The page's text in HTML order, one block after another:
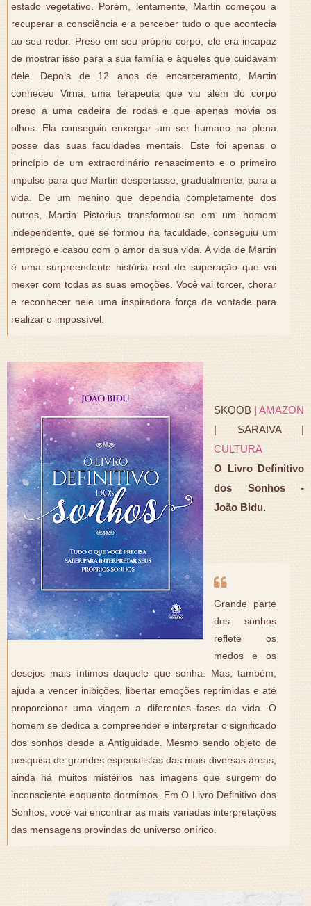
estado vegetativo. Porém, lentamente, Martin começou a
recuperar a consciência e a perceber tudo o que acontecia
ao seu redor. Preso em seu próprio corpo, ele era incapaz
de mostrar isso para a sua família e àqueles que cuidavam
dele. Depois de 12 anos de encarceramento, Martin
conheceu Virna, uma terapeuta que viu além do corpo
preso a uma cadeira de rodas e que apenas movia os
olhos. Ela conseguiu enxergar um ser humano na plena
posse das suas faculdades mentais. Este foi apenas o
princípio de um extraordinário renascimento e o primeiro
impulso para que Martin despertasse, gradualmente, para a
vida. De um menino que dependia completamente dos
outros, Martin Pistorius transformou-se em um homem
independente, que se formou na faculdade, conseguiu um
emprego e casou com o amor da sua vida. A vida de Martin
é uma surpreendente história real de superação que vai
mexer com todas as suas emoções. Você vai torcer, chorar
e reconhecer nele uma inspiradora força de vontade para
realizar o impossível.
SKOOB | AMAZON
| SARAIVA |
CULTURA
O Livro Definitivo
dos Sonhos -
João Bidu.
Grande parte
dos sonhos
reflete os
medos e os
desejos mais íntimos daquele que sonha. Mas, também,
ajuda a vencer inibições, libertar emoções reprimidas e até
proporcionar uma viagem a diferentes fases da vida. O
homem se dedica a compreender e interpretar o significado
dos sonhos desde a Antiguidade. Mesmo sendo objeto de
pesquisa de grandes especialistas das mais diversas áreas,
ainda há muitos mistérios nas imagens que surgem do
inconsciente enquanto dormimos. Em O Livro Definitivo dos
Sonhos, você vai encontrar as mais variadas interpretações
das mensagens provindas do universo onírico.